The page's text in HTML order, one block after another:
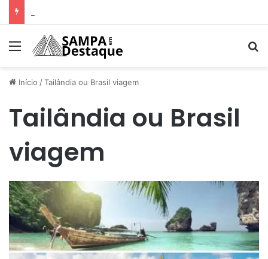
Menu
Início /Tailândia ou Brasil viagem
Tailândia ou Brasil
viagem